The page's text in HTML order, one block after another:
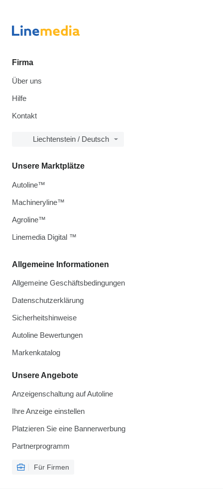
Firma
Über uns
Hilfe
Kontakt
Liechtenstein / Deutsch
Allgemeine Informationen
Allgemeine Geschäftsbedingungen
Datenschutzerklärung
Sicherheitshinweise
Autoline Bewertungen
Markenkatalog
Unsere Angebote
Anzeigenschaltung auf Autoline
Ihre Anzeige einstellen
Platzieren Sie eine Bannerwerbung
Partnerprogramm
Für Firmen
Unsere Marktplätze
Autoline™
Machineryline™
Agroline™
Linemedia Digital ™